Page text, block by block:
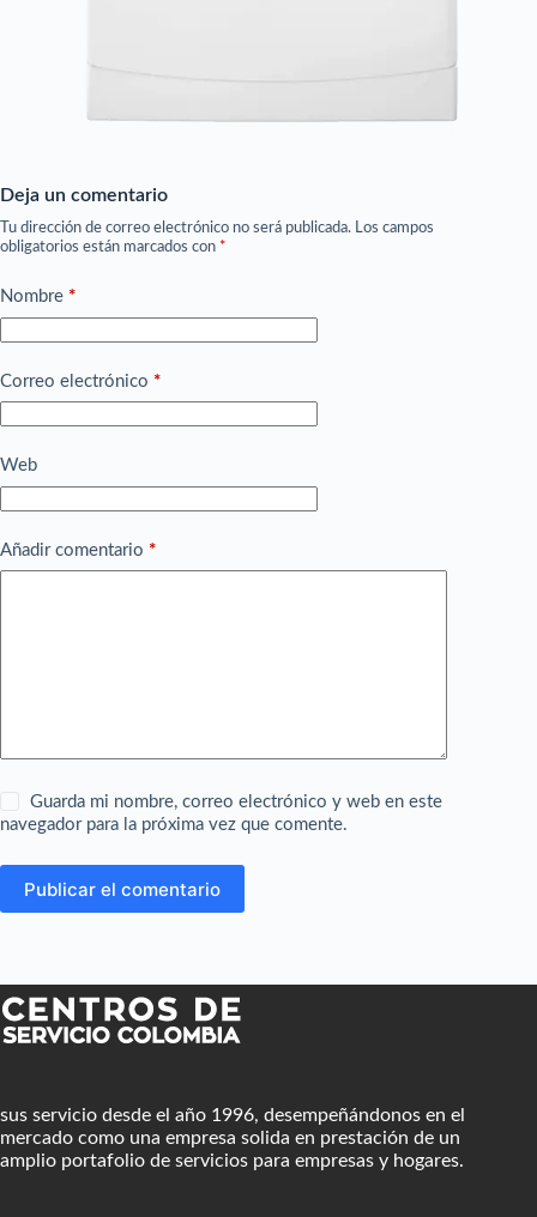
Deja un comentario
Tu dirección de correo electrónico no será publicada. Los campos
obligatorios están marcados con *
Nombre *
Correo electrónico *
Web
Añadir comentario *
Guarda mi nombre, correo electrónico y web en este
navegador para la próxima vez que comente.
Publicar el comentario
sus servicio desde el año 1996, desempeñándonos en el
mercado como una empresa solida en prestación de un
amplio portafolio de servicios para empresas y hogares.